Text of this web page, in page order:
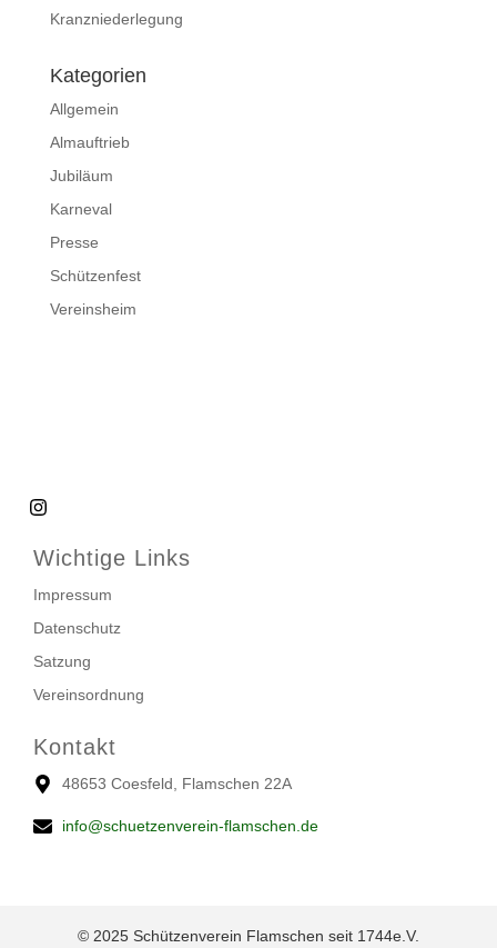
Kranzniederlegung
Kategorien
Allgemein
Almauftrieb
Jubiläum
Karneval
Presse
Schützenfest
Vereinsheim
Wichtige Links
Impressum
Datenschutz
Satzung
Vereinsordnung
Kontakt
48653 Coesfeld, Flamschen 22A
info@schuetzenverein-flamschen.de
© 2025 Schützenverein Flamschen seit 1744e.V.